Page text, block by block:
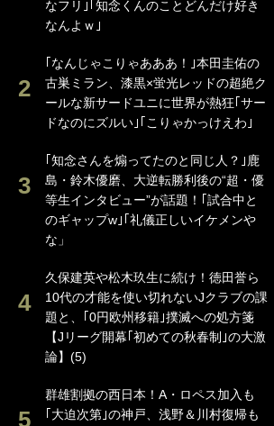
なフリ｣｢知念くんのことどんだけ好き
なんよｗ｣
｢なんじゃこりゃあああ！｣本田圭佑の
古巣ミラン、漆黒×蛍光レッドの超絶ク
ールな新サードユニに世界が熱狂｢サー
ドなのにズルい｣｢こりゃかっけえわ｣
｢知念さんを煽ってたのと同じ人？｣鹿
島・鈴木優磨、大逆転勝利後の“超・優
等生インタビュー”が話題！｢試合中と
のギャップw｣｢礼儀正しいイケメンや
な」
久保建英や松木玖生に続け！徳田誉ら
10代の才能を使い切れないJクラブの課
題と、｢0円欧州移籍｣撲滅への処方箋
【Jリーグ開幕｢初めての秋春制｣の大激
論】(5)
群雄割拠の西日本！A・ロペス加入も
｢大迫次第｣の神戸、浅野＆川村復帰も